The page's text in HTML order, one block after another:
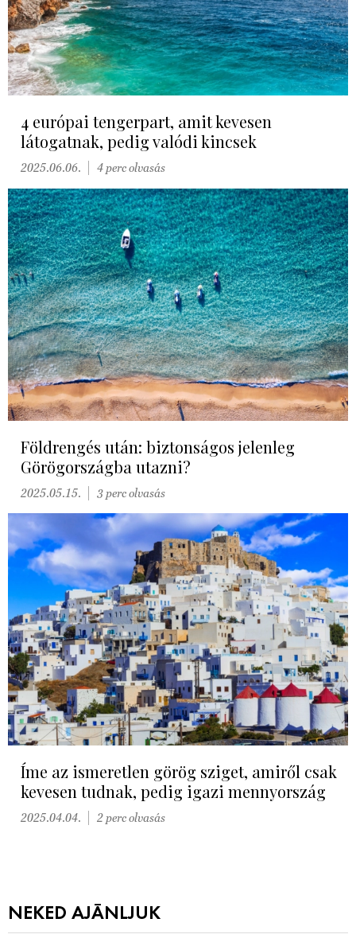
4 európai tengerpart, amit kevesen
látogatnak, pedig valódi kincsek
2025.06.06. 4 perc olvasás
Földrengés után: biztonságos jelenleg
Görögországba utazni?
2025.05.15. 3 perc olvasás
Íme az ismeretlen görög sziget, amiről csak
kevesen tudnak, pedig igazi mennyország
2025.04.04. 2 perc olvasás
NEKED AJÁNLJUK